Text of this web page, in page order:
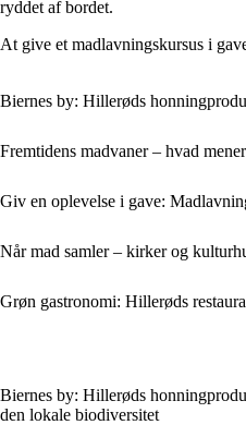
ryddet af bordet.
At give et madlavningskursus i
Biernes by: Hillerøds
Fremtidens madvaner – hvad
Giv en oplevelse i gave:
Når mad samler – kirker og
Grøn gastronomi: Hillerøds
Biernes by: Hillerøds
den lokale biodiversitet